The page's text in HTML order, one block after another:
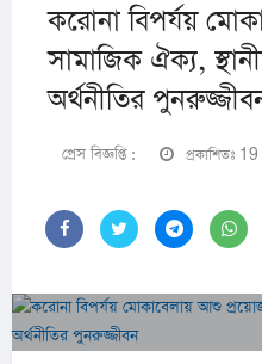
করোনা বিপর্যয়
সামাজিক ঐক্য,
অর্থনীতির
প্রেস বিজ্ঞপ্তি : প্রকাশিতঃ